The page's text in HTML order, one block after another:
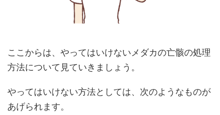
ここからは、やってはいけないメダカの亡骸の処理
方法について見ていきましょう。
やってはいけない方法としては、次のようなものが
あげられます。